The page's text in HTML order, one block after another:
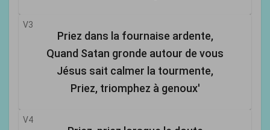
V3
Priez dans la fournaise ardente,
Quand Satan gronde autour de vous
Jésus sait calmer la tourmente,
Priez, triomphez à genoux'
V4